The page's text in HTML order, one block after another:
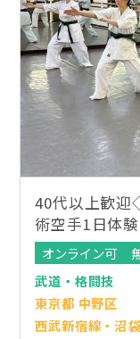
40代以上歓
術空手1日体
オンライン可
武道・格闘技
東京都 中野区
西武新宿線・沼